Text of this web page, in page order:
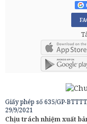
Giấy phép số 635/GP-
29/9/2021
Chịu trách nhiệm xuất